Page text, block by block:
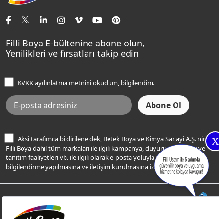
X
Tavan Boyaları
Ev Bakım ve Hobi Boyaları
Yatak Odası Renkleri
Sentomaxx Sentetik Boya
Sentomaxx İpeksi Mat
Momento Life
Şampanya Rengi
Açık Mavi Rengi
Frezya Rengi
İletişim Bilgilerimiz
Renk Danışma
Filli Ustam
Sıkça Sorulan Sorular
Ücretsiz Yalıtım Keşif Hizmeti
Bilgi Toplumu Hizmetleri
İnternet Sitesi Kullanım Koşulları
KVKK Talep Formu
KVKK Aydınlatma Metni
Filli Boya E-bültenine abone olun,
Yenilikleri ve fırsatları takip edin
KVKK aydınlatma metniniokudum, bilgilendim.
Aksi tarafımca bildirilene dek, Betek Boya ve Kimya Sanayi A.Ş.'nin
Filli Boya dahil tüm markaları ile ilgili kampanya, duyuru, hizmetler ve
tanıtım faaliyetleri vb. ile ilgili olarak e-posta yoluyla şahsıma
bilgilendirme yapılmasına ve iletişim kurulmasına izin veriyorum.